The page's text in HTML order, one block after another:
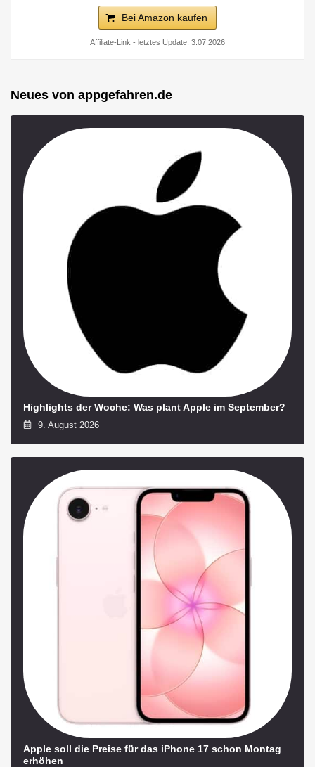
Bei Amazon kaufen
Affiliate-Link - letztes Update: 3.07.2026
Neues von appgefahren.de
Highlights der Woche: Was plant Apple im September?
9. August 2026
Apple soll die Preise für das iPhone 17 schon Montag
erhöhen